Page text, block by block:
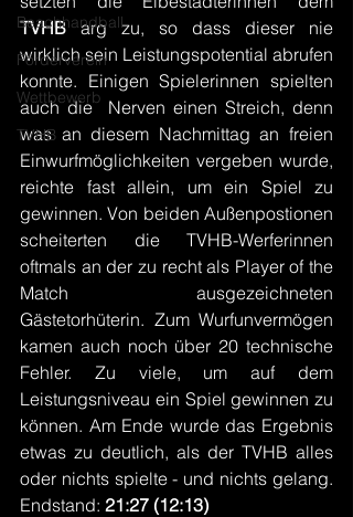
Beachhandball
Förderverein
Wettbewerb
TVHB
TVHB arg zu, so dass dieser nie
wirklich sein Leistungspotential abrufen
konnte. Einigen Spielerinnen spielten
auch die  Nerven einen Streich, denn
was an diesem Nachmittag an freien
Einwurfmöglichkeiten vergeben wurde,
reichte fast allein, um ein Spiel zu
gewinnen. Von beiden Außenpostionen
scheiterten die TVHB-Werferinnen
oftmals an der zu recht als Player of the
Match ausgezeichneten
Gästetorhüterin. Zum Wurfunvermögen
kamen auch noch über 20 technische
Fehler. Zu viele, um auf dem
Leistungsniveau ein Spiel gewinnen zu
können. Am Ende wurde das Ergebnis
etwas zu deutlich, als der TVHB alles
oder nichts spielte - und nichts gelang.
Endstand: 21:27 (12:13)